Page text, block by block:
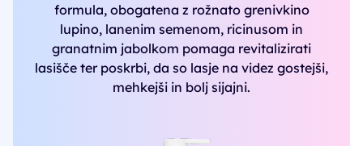
formula, obogatena z rožnato grenivkino
lupino, lanenim semenom, ricinusom in
granatnim jabolkom pomaga revitalizirati
lasišče ter poskrbi, da so lasje na videz gostejši,
mehkejši in bolj sijajni.